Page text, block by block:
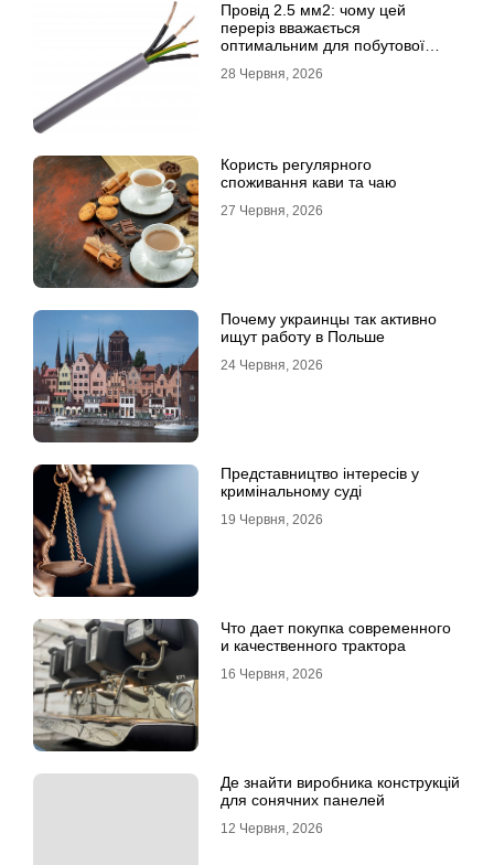
Провід 2.5 мм2: чому цей
переріз вважається
оптимальним для побутової
28 Червня, 2026
Користь регулярного
споживання кави та чаю
27 Червня, 2026
Почему украинцы так активно
ищут работу в Польше
24 Червня, 2026
Представництво інтересів у
кримінальному суді
19 Червня, 2026
Что дает покупка современного
и качественного трактора
16 Червня, 2026
Де знайти виробника конструкцій
для сонячних панелей
12 Червня, 2026